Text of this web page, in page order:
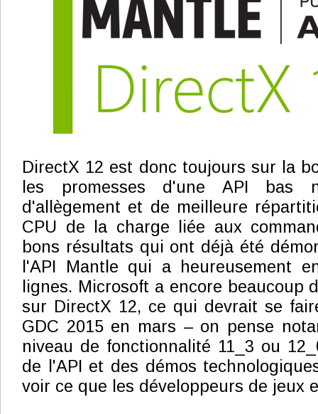
DirectX 12 est donc toujours sur la
les promesses d'une API bas
d'allègement et de meilleure
CPU de la charge liée aux
bons résultats qui ont déjà été
l'API Mantle qui a heureusement
lignes. Microsoft a encore beaucoup
sur DirectX 12, ce qui devrait se
GDC 2015 en mars – on pense
niveau de fonctionnalité 11_3 ou
de l'API et des démos
voir ce que les développeurs de jeux